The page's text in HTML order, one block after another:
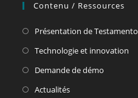
Contenu / Ressources
Présentation de Testamento
Technologie et innovation
Demande de démo
Actualités